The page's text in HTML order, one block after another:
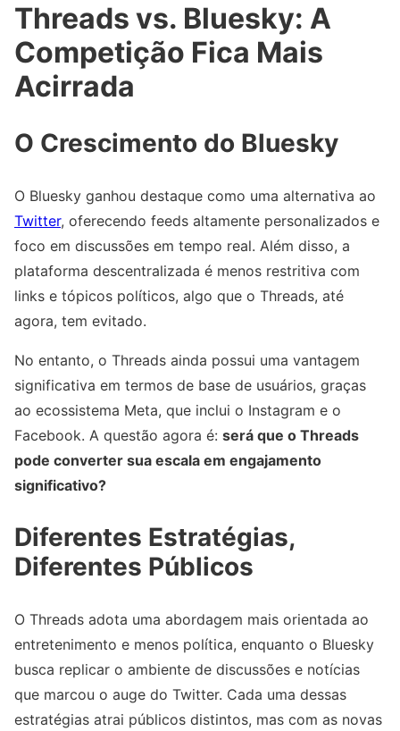
Threads vs. Bluesky: A
Competição Fica Mais
Acirrada
O Crescimento do Bluesky
O Bluesky ganhou destaque como uma alternativa ao
Twitter, oferecendo feeds altamente personalizados e
foco em discussões em tempo real. Além disso, a
plataforma descentralizada é menos restritiva com
links e tópicos políticos, algo que o Threads, até
agora, tem evitado.
No entanto, o Threads ainda possui uma vantagem
significativa em termos de base de usuários, graças
ao ecossistema Meta, que inclui o Instagram e o
Facebook. A questão agora é: será que o Threads
pode converter sua escala em engajamento
significativo?
Diferentes Estratégias,
Diferentes Públicos
O Threads adota uma abordagem mais orientada ao
entretenimento e menos política, enquanto o Bluesky
busca replicar o ambiente de discussões e notícias
que marcou o auge do Twitter. Cada uma dessas
estratégias atrai públicos distintos, mas com as novas